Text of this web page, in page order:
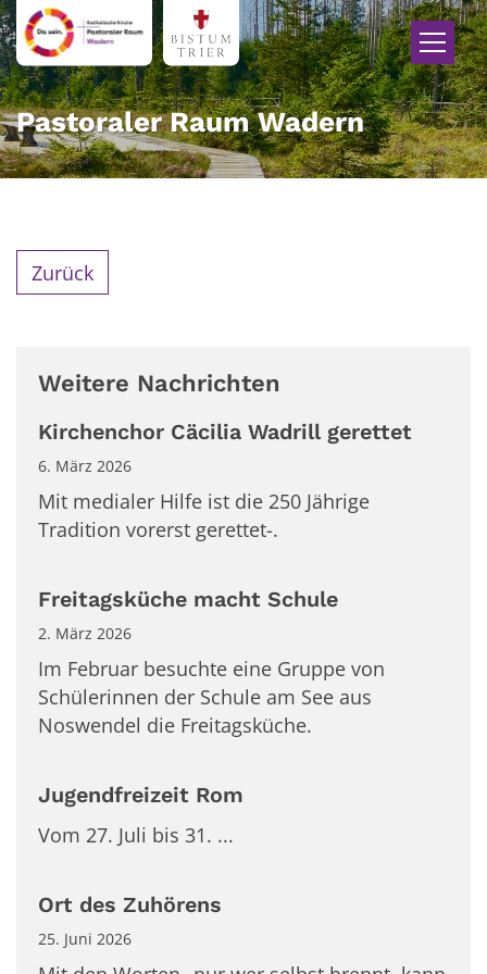
Zum Inhalt springen
Pastoraler Raum Wadern
Zurück
Weitere Nachrichten
Kirchenchor Cäcilia Wadrill gerettet
6. März 2026
Mit medialer Hilfe ist die 250 Jährige
Tradition vorerst gerettet-.
Freitagsküche macht Schule
2. März 2026
Im Februar besuchte eine Gruppe von
Schülerinnen der Schule am See aus
Noswendel die Freitagsküche.
Jugendfreizeit Rom
Vom 27. Juli bis 31. ...
Ort des Zuhörens
25. Juni 2026